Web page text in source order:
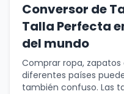
Conversor de
Talla Perfecta
del mundo
Comprar ropa,
diferentes países
también confuso. Las